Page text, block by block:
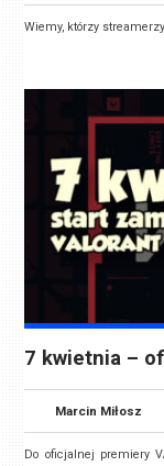
Wiemy, którzy
7 kwietnia –
Marcin Miłosz
Do oficjalnej premiery